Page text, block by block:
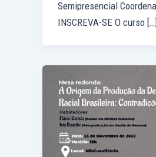
Semipresencial
INSCREVA-SE O curso […]